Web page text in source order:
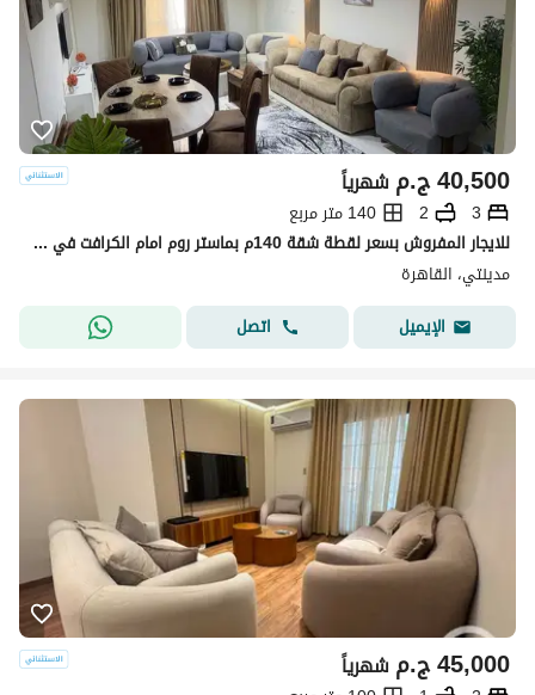
ج.م40,500 شهرياً
3
2
140 متر مربع
للايجار المفروش بسعر لقطة شقة 140م بماستر روم امام الكرافت في مدينتي
مدينتي، القاهرة
الإيميل
اتصل
ج.م45,000 شهرياً